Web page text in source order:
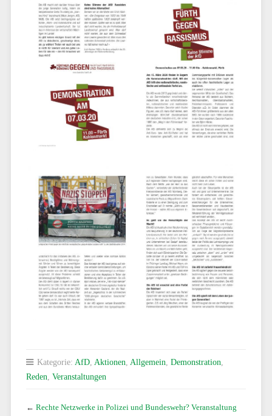
Kategorie: AfD, Aktionen Allgemein Demonstration
Reden Veranstaltungen
← Rechte Netzwerke in Polizei und Bundeswehr? Veranstaltung